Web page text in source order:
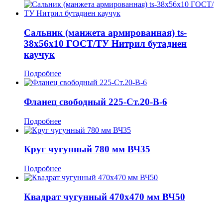
Сальник (манжета армированная) ts-
38x56x10 ГОСТ/ТУ Нитрил бутадиен
каучук
Подробнее
Фланец свободный 225-Ст.20-В-6
Подробнее
Круг чугунный 780 мм ВЧ35
Подробнее
Квадрат чугунный 470x470 мм ВЧ50